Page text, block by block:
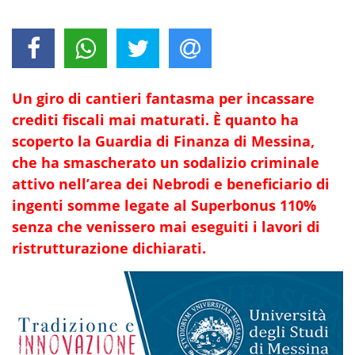
Un giro di cantieri fantasma per incassare
crediti fiscali mai maturati. È quanto ha
scoperto la Guardia di Finanza di Messina,
che ha smascherato un sodalizio criminale
attivo nell’area dei Nebrodi e beneficiario di
ingenti somme legate al Superbonus 110%
senza che venissero mai eseguiti i lavori di
ristrutturazione dichiarati.